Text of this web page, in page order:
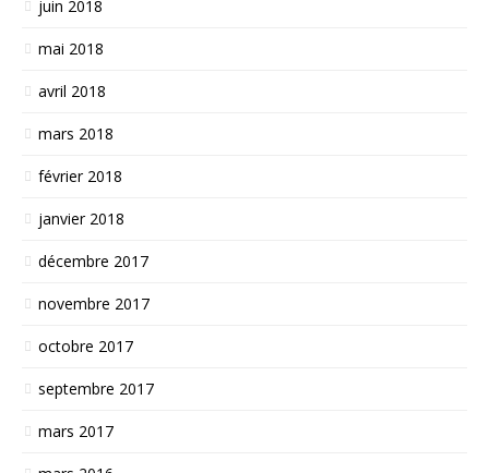
juin 2018
mai 2018
avril 2018
mars 2018
février 2018
janvier 2018
décembre 2017
novembre 2017
octobre 2017
septembre 2017
mars 2017